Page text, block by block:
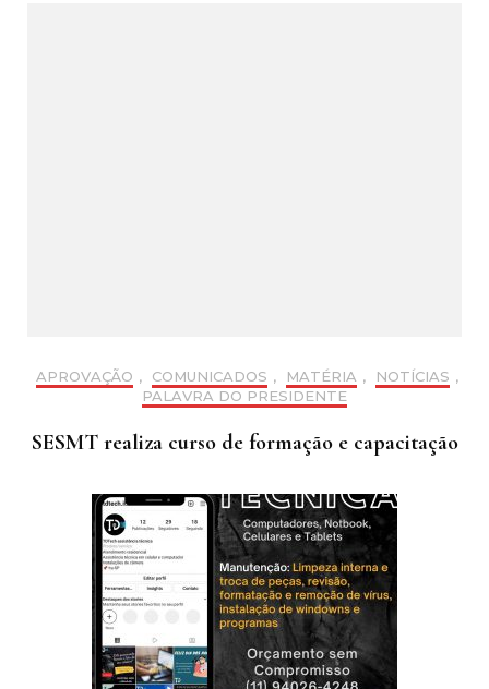
APROVAÇÃO , COMUNICADOS , MATÉRIA , NOTÍCIAS ,
PALAVRA DO PRESIDENTE
SESMT realiza curso de formação e capacitação